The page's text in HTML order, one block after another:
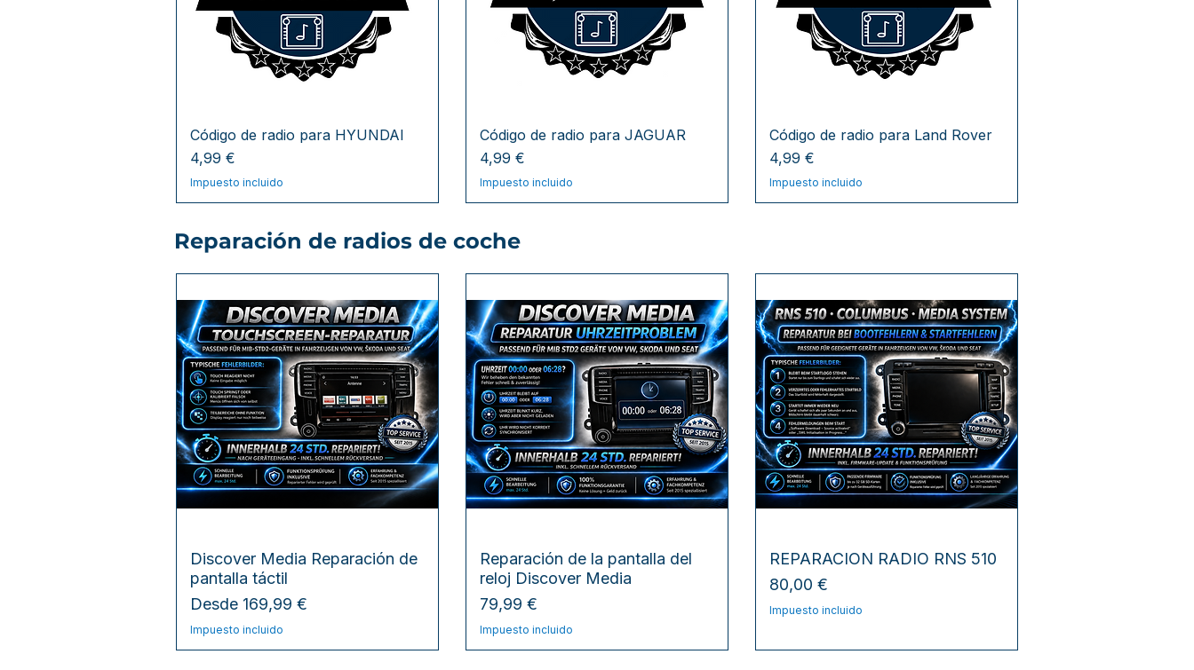
Código de radio para HYUNDAI
Precio
4,99 €
Impuesto incluido
Código de radio para JAGUAR
Precio
4,99 €
Impuesto incluido
Código de radio para Land Rover
Precio
4,99 €
Impuesto incluido
Reparación de radios de coche
Vista rápida
Discover Media Reparación de
pantalla táctil
Desde 169,99 €
Precio de oferta
Impuesto incluido
Vista rápida
Reparación de la pantalla del
reloj Discover Media
Precio
79,99 €
Impuesto incluido
Vista rápida
REPARACION RADIO RNS 510
Precio
80,00 €
Impuesto incluido